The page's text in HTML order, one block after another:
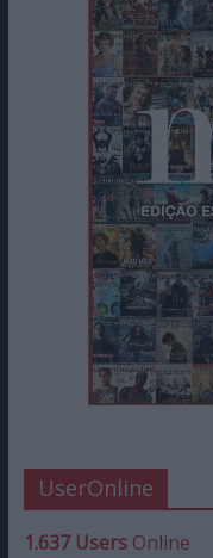
UserOnline
1.637 UsersOnline